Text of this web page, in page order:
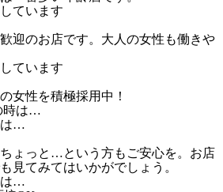
ています
迎のお店です。大人の女性も働きや
ています
女性を積極採用中！
時は…
は…
ょっと…という方もご安心を。お店
見てみてはいかがでしょう。
は…